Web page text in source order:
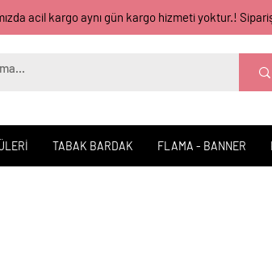
acil kargo aynı gün kargo hizmeti yoktur.!
TABAK BARDAK FLAMA - BANNER